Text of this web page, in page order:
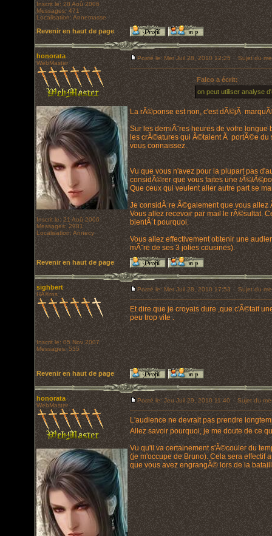
Inscrit le: 28 Aoû 2006
Messages: 471
Localisation: Annemasse
Revenir en haut de page
honorata
WebMaster
Inscrit le: 21 Aoû 2006
Messages: 2981
Localisation: Annecy
Posté le: Mer Juil 28, 2010 12:25 Sujet du
Falco a écrit:
on peut utiliser analyse
La rÃ©ponse est non, c'est dÃ©jÃ
Sur les derniÃ¨res heures de votre
les crÃ©atures qui Ã©taient Ã portÃ©e du
vous connaissez.
Vu que vous n'avez pour la plupart pas
considÃ©rer que vous faites une
Que ceux qui veulent aller autre part se
Je considÃ¨re Ã©galement que vous
Vous allez recevoir par mail le rÃ©sultat.
bientÃ´t pourquoi.
Vous allez effectivement obtenir une
mÃ¨re de ses 3 jolies cousines).
Revenir en haut de page
sighbert
HÃ©ros
Inscrit le: 05 Nov 2007
Messages: 535
Posté le: Mer Juil 28, 2010 17:53 Sujet du
Et dire que je croyais dure ,que c'Ã©tait
peu trop vite .
Revenir en haut de page
honorata
WebMaster
Posté le: Jeu Juil 29, 2010 11:40 Sujet du
L'audience ne devrait pas prendre
Allez savoir pourquoi, je me doute de ce
Vu qu'il va certainement s'Ã©couler du
(je m'occupe de Bruno). Cela sera effectif
que vous avez engrangÃ© lors de la